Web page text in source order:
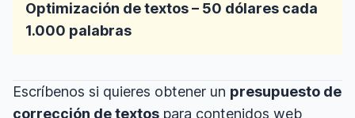
Optimización de textos – 50 dólares cada
1.000 palabras
Escríbenos si quieres obtener un presupuesto de
corrección de textos para contenidos web